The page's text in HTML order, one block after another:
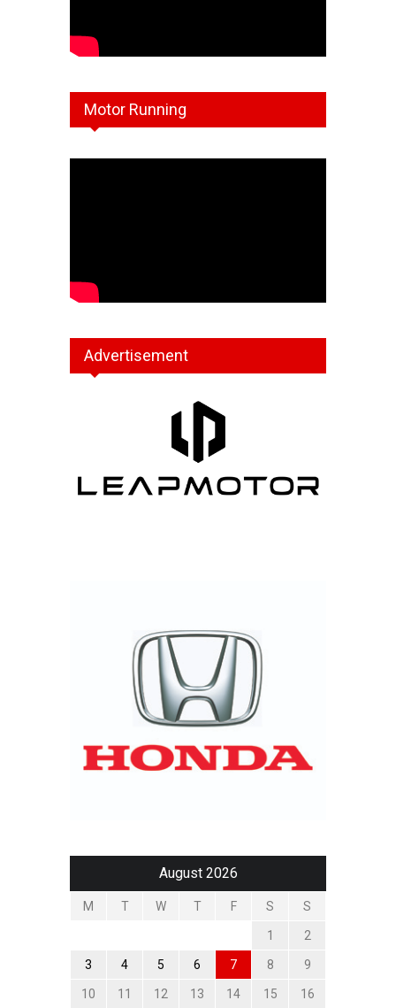
Motor Running
Advertisement
August 2026
M T W T F S S
1 2
3 4 5 6 7 8 9
10 11 12 13 14 15 16